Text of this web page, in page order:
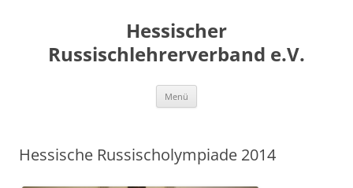
Hessischer
Russischlehrerverband e.V.
Menü
Hessische Russischolympiade 2014